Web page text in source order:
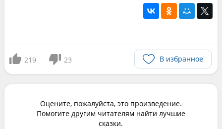
219 23 В избранное
Оцените, пожалуйста, это произведение.
Помогите другим читателям найти лучшие
сказки.